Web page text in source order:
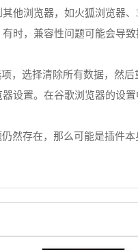
他浏览器，如火狐浏览器、
时，兼容性问题可能会导致
，选择清除所有数据，然后
置。在谷歌浏览器的设
然存在，那么可能是插件